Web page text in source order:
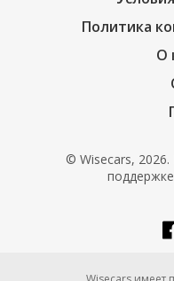
Политика
О
© Wisecars,
поддержке